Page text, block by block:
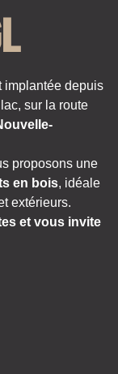
implantée depuis
sur la route
proposons une
en bois, idéale
extérieurs.
et vous invite